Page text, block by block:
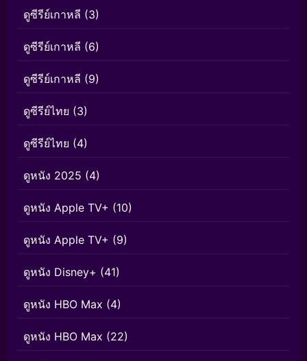
ดูซีรีย์เกาหลี (3)
ดูซีรีย์เกาหลี (6)
ดูซีรีย์เกาหลี (9)
ดูซีรีย์ไทย (3)
ดูซีรีย์ไทย (4)
ดูหนัง 2025 (4)
ดูหนัง Apple TV+ (10)
ดูหนัง Apple TV+ (9)
ดูหนัง Disney+ (41)
ดูหนัง HBO Max (4)
ดูหนัง HBO Max (22)